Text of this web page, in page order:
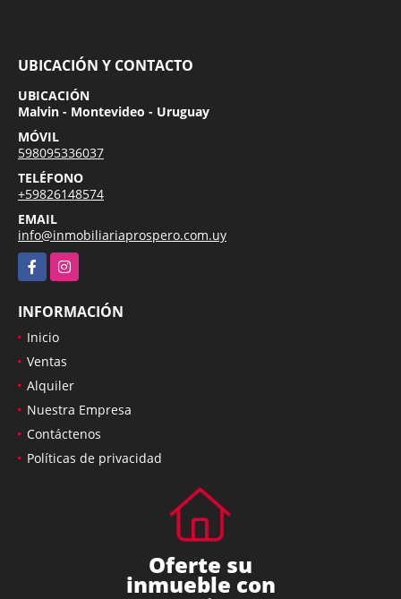
UBICACIÓN Y CONTACTO
UBICACIÓN
Malvin - Montevideo - Uruguay
MÓVIL
598095336037
TELÉFONO
+59826148574
EMAIL
info@inmobiliariaprospero.com.uy
FacebookInstagram
INFORMACIÓN
Inicio
Ventas
Alquiler
Nuestra Empresa
Contáctenos
Políticas de privacidad
Oferte su
inmueble con